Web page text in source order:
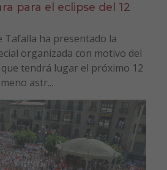
para el eclipse del 12
Tafalla ha presentado la
organizada con motivo del
tendrá lugar el próximo 12
astr...